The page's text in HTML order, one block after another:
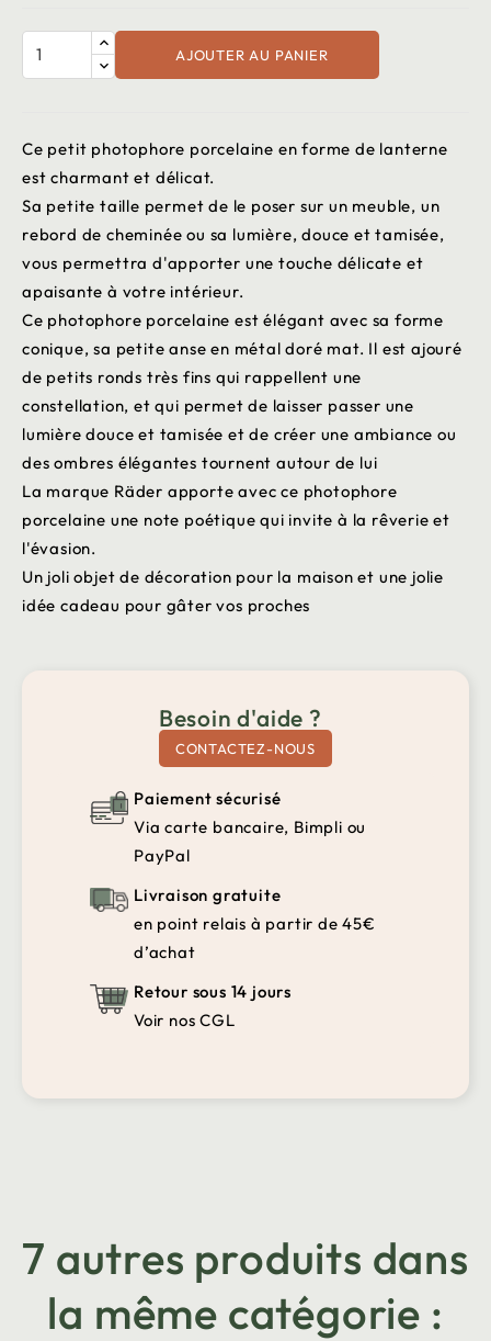
AJOUTER AU PANIER
Ce petit photophore porcelaine en forme de lanterne
est charmant et délicat.
Sa petite taille permet de le poser sur un meuble, un
rebord de cheminée ou sa lumière, douce et tamisée,
vous permettra d'apporter une touche délicate et
apaisante à votre intérieur.
Ce photophore porcelaine est élégant avec sa forme
conique, sa petite anse en métal doré mat. Il est ajouré
de petits ronds très fins qui rappellent une
constellation, et qui permet de laisser passer une
lumière douce et tamisée et de créer une ambiance ou
des ombres élégantes tournent autour de lui
La marque Räder apporte avec ce photophore
porcelaine une note poétique qui invite à la rêverie et
l'évasion.
Un joli objet de décoration pour la maison et une jolie
idée cadeau pour gâter vos proches
Besoin d'aide ?
CONTACTEZ-NOUS
Paiement sécurisé
Via carte bancaire, Bimpli ou
PayPal
Livraison gratuite
en point relais à partir de 45€
d’achat
Retour sous 14 jours
Voir nos CGL
7 autres produits dans
la même catégorie :